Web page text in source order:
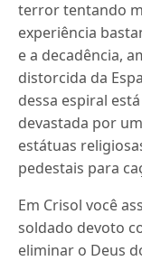
terror tentando
experiência
e a decadência,
distorcida da
dessa espiral
devastada por
estátuas
pedestais para
Em Crisol você
soldado devoto
eliminar o Deus